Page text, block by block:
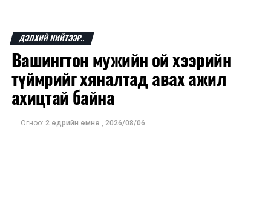
мэдээлжээ.
“Уралдронзавод” компани 2023 онд Екатеринбург
хотод байгуулагдсан бөгөөд нисгэгчгүй нисэх
төхөөрөмж үйлдвэрлэдэг аж. Тус компанийн 2025
оны орлого 6.2 тэрбум рубль, цэвэр ашиг нь 1.9
тэрбум рубльд хүрсэн гэж РБК мэдээлсэн байна.
Одоогоор дэлбэрэлтийн шалтгаан, хэрэгт холбоотой
ДЭЛХИЙ НИЙТЭЭР..
Вашингтон мужийн ой хээрийн
түймрийг хяналтад авах ажил
ахицтай байна
Огноо: 2 өдрийн өмнө , 2026/08/06